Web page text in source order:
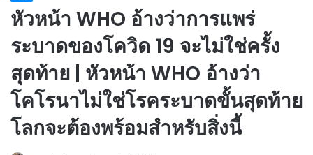
หัวหน้า WHO อ้างว่าการแพร่
ระบาดของโควิด 19 จะไม่ใช่ครั้ง
สุดท้าย | หัวหน้า WHO อ้างว่า
โคโรนาไม่ใช่โรคระบาดขั้นสุดท้าย
โลกจะต้องพร้อมสำหรับสิ่งนี้